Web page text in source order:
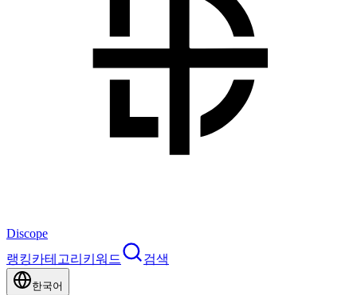
Discope
랭킹카테고리 키워드 검색
한국어